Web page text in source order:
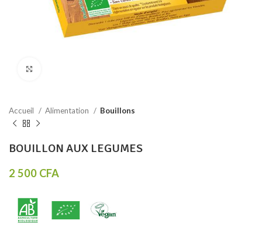
Accueil Alimentation Bouillons
BOUILLON AUX LEGUMES
2 500 CFA